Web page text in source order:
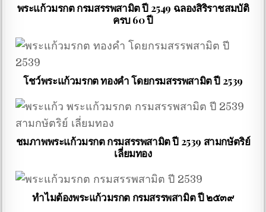
พระแก้วมรกต กรมสรรพสามิต ปี 2549 ฉลองสิริราชสมบัติ
ครบ 60 ปี
โชว์พระแก้วมรกต ทองคำ โดยกรมสรรพสามิต ปี 2539
ชมภาพพระแก้วมรกต กรมสรรพสามิต ปี 2539 สามกษัตริย์
เลี่ยมทอง
ทำไมต้องพระแก้วมรกต กรมสรรพสามิต ปี ๒๕๓๙